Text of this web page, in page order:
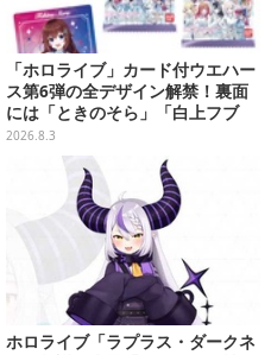
「ホロライブ」カード付ウエハー
ス第6弾の全デザイン解禁！裏面
には「ときのそら」「白上フブ
キ」ら30名の手書きメッセージ入
2026.8.3
ホロライブ「ラプラス・ダークネ